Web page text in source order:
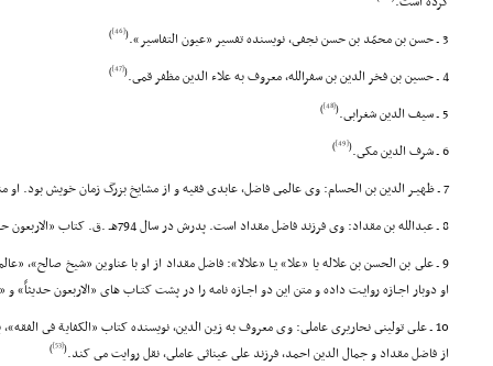
3 ـ حسن بن محمّد بن حسن نجفى، نویسنده تفسیر «عیون التفاسیر». (
[46]
)
4 ـ حسین بن فخر الدین بن سفرالله، معروف به علاء الدین مظفر قمى. (
[47]
)
5 ـ سیف الدین شغرابى. (
[48]
)
6 ـ شرف الدین مکى. (
[49]
)
7 ـ ظهیـر الدین بن الحسام: وى عالمى فاضل، عابدى فقیه و از مشایخ بزرگ زمان خویش بود. او منسوب به عامل (از شهرهاى لبنان) است.
8 ـ عبدالله بن مقداد: وى فرزند فاضل مقداد است. پدرش در سال 794هـ .ق. کتاب «الاربعون حدیثاً» را براى او تألیف کرد.
او دوبار اجـازه روایـت داده و متن این دو اجـازه نامه را در پشت کتـاب هاى «الاربعون
10 ـ على تولینى نحاریرى عاملى: وى معروف به زین الدین، نویسنده کتاب «الکفایة فى
از فاضل مقداد و جمال الدین احمد، فرزند على عیناثى عاملى، نقل روایت مى کند.(
[53]
)